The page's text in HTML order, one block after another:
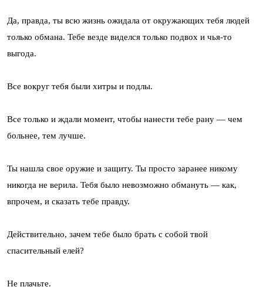
Да, правда, ты всю жизнь ожидала от окружающих тебя людей
только обмана. Тебе везде виделся только подвох и чья-то
выгода.
Все вокруг тебя были хитры и подлы.
Все только и ждали момент, чтобы нанести тебе рану — чем
больнее, тем лучше.
Ты нашла свое оружие и защиту. Ты просто заранее никому
никогда не верила. Тебя было невозможно обмануть — как,
впрочем, и сказать тебе правду.
Действительно, зачем тебе было брать с собой твой
спасительный елей?
Не плачьте.